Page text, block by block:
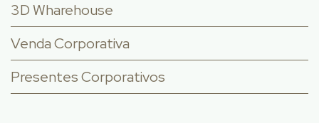
3D Wharehouse
Venda Corporativa
Presentes Corporativos